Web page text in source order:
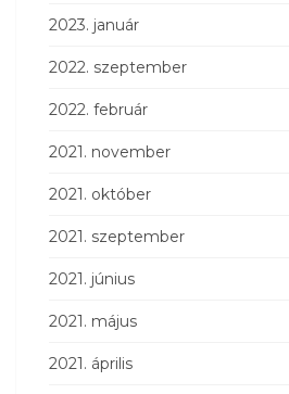
2023. január
2022. szeptember
2022. február
2021. november
2021. október
2021. szeptember
2021. június
2021. május
2021. április